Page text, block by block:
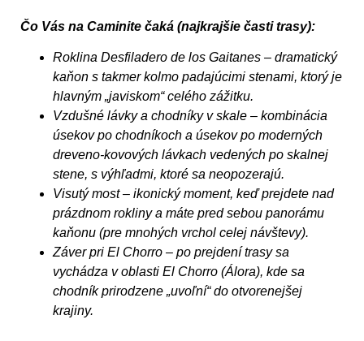
Čo Vás na Caminite čaká (najkrajšie časti trasy):
Roklina Desfiladero de los Gaitanes – dramatický
kaňon s takmer kolmo padajúcimi stenami, ktorý je
hlavným „javiskom“ celého zážitku.
Vzdušné lávky a chodníky v skale – kombinácia
úsekov po chodníkoch a úsekov po moderných
dreveno-kovových lávkach vedených po skalnej
stene, s výhľadmi, ktoré sa neopozerajú.
Visutý most – ikonický moment, keď prejdete nad
prázdnom rokliny a máte pred sebou panorámu
kaňonu (pre mnohých vrchol celej návštevy).
Záver pri El Chorro – po prejdení trasy sa
vychádza v oblasti El Chorro (Álora), kde sa
chodník prirodzene „uvoľní“ do otvorenejšej
krajiny.